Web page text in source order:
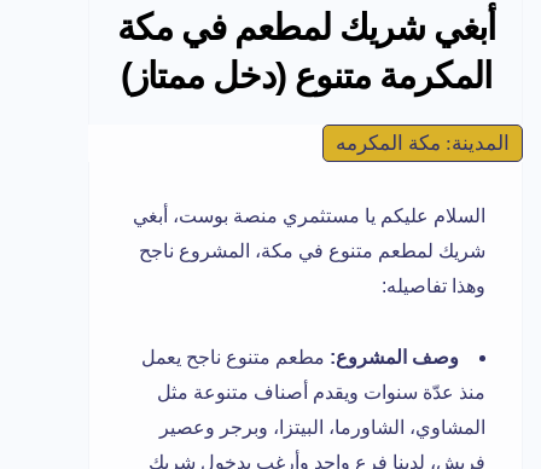
أبغي شريك لمطعم في مكة
المكرمة متنوع (دخل ممتاز)
المدينة: مكة المكرمه
السلام عليكم يا مستثمري منصة بوست، أبغي
شريك لمطعم متنوع في مكة، المشروع ناجح
وهذا تفاصيله:
وصف المشروع: مطعم متنوع ناجح يعمل
منذ عدّة سنوات ويقدم أصناف متنوعة مثل
المشاوي، الشاورما، البيتزا، وبرجر وعصير
فريش، لدينا فرع واحد وأرغب بدخول شريك